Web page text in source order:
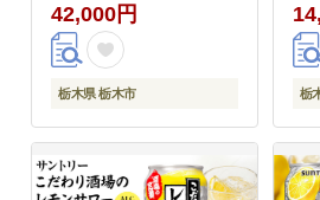
SUNTORY 家飲み 宅飲
み 定期便 高評価 酒 お
酒 角瓶 おすすめ 栃木
市
42,000円
栃木県 栃木市
人
め
栃